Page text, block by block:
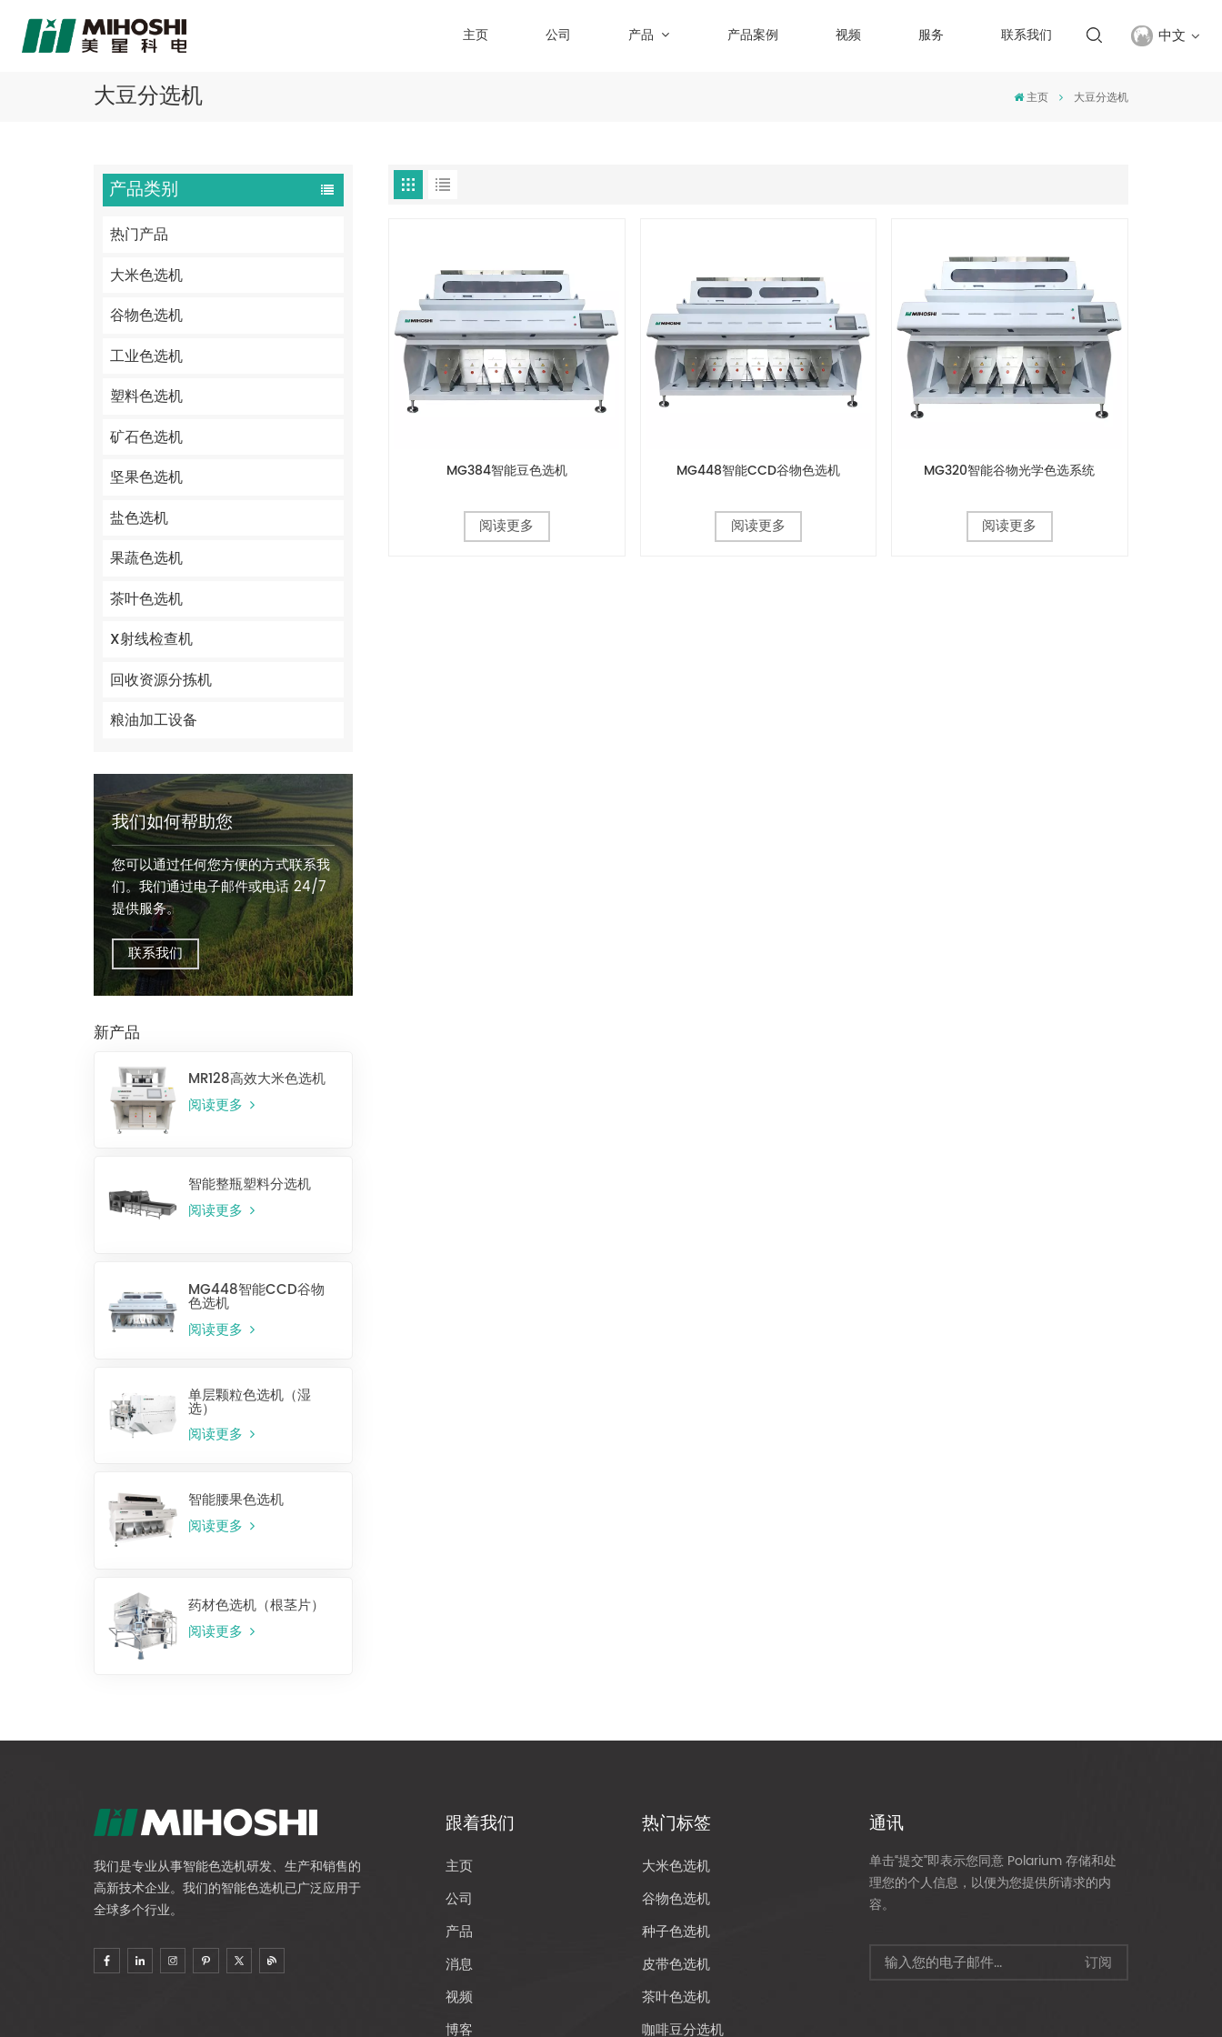
主页 公司 产品 产品案例 视频 服务 联系我们 中文
العربية
中文
大豆分选机 主页 大豆分选机
产品类别
热门产品
大米色选机
谷物色选机
工业色选机
塑料色选机
矿石色选机
坚果色选机
盐色选机
果蔬色选机
茶叶色选机
X射线检查机
回收资源分拣机
粮油加工设备
我们如何帮助您
您可以通过任何您方便的方式联系我
们。我们通过电子邮件或电话 24/7
提供服务。
联系我们
新产品
MR128高效大米色选机
阅读更多
智能整瓶塑料分选机
阅读更多
MG448智能CCD谷物
色选机
阅读更多
单层颗粒色选机（湿
选）
阅读更多
智能腰果色选机
阅读更多
药材色选机（根茎片）
阅读更多
MG384智能豆色选机
阅读更多
MG448智能CCD谷物色选机
阅读更多
MG320智能谷物光学色选系统
阅读更多
我们是专业从事智能色选机研发、生产和销售的
高新技术企业。我们的智能色选机已广泛应用于
全球多个行业。
跟着我们
主页
公司
产品
消息
视频
博客
热门标签
大米色选机
谷物色选机
种子色选机
皮带色选机
茶叶色选机
咖啡豆分选机
通讯
单击“提交”即表示您同意 Polarium 存储和处
理您的个人信息，以便为您提供所请求的内
容。